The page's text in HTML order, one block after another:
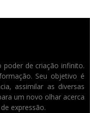
poder de criação infinito.
Seu objetivo é
assimilar as diversas
um novo olhar acerca
expressão.